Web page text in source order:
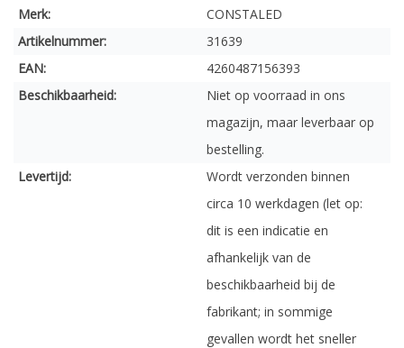
Merk:
CONSTALED
Artikelnummer:
31639
EAN:
4260487156393
Beschikbaarheid:
Niet op voorraad in ons
magazijn, maar leverbaar op
bestelling.
Levertijd:
Wordt verzonden binnen
circa 10 werkdagen (let op:
dit is een indicatie en
afhankelijk van de
beschikbaarheid bij de
fabrikant; in sommige
gevallen wordt het sneller